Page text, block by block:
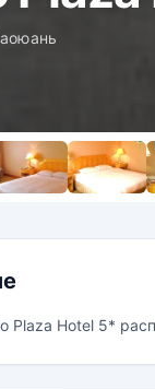
Plaza Hotel 5*